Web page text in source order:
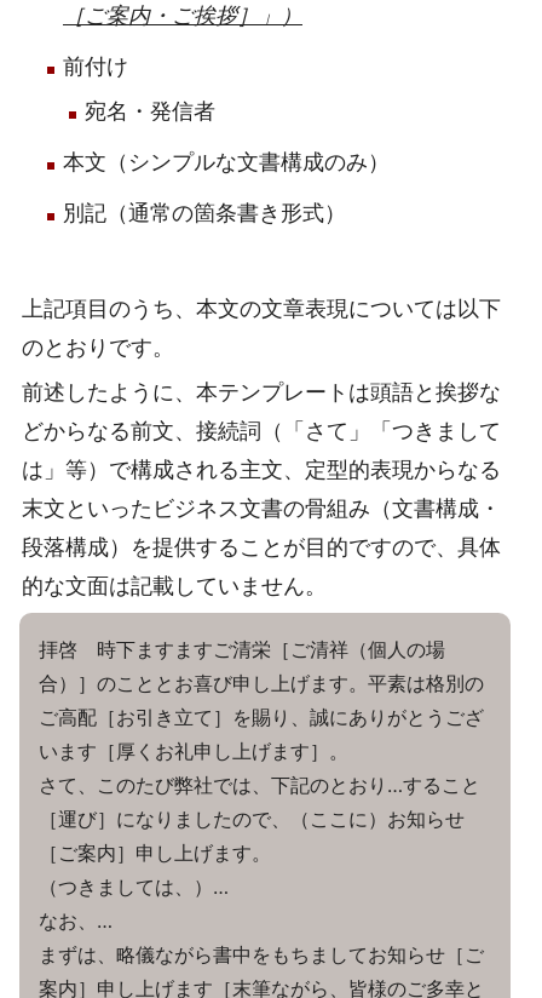
［ご案内・ご挨拶］」）
前付け
宛名・発信者
本文（シンプルな文書構成のみ）
別記（通常の箇条書き形式）
上記項目のうち、本文の文章表現については以下
のとおりです。
前述したように、本テンプレートは頭語と挨拶な
どからなる前文、接続詞（「さて」「つきまして
は」等）で構成される主文、定型的表現からなる
末文といったビジネス文書の骨組み（文書構成・
段落構成）を提供することが目的ですので、具体
的な文面は記載していません。
拝啓 時下ますますご清栄［ご清祥（個人の場
合）］のこととお喜び申し上げます。平素は格別の
ご高配［お引き立て］を賜り、誠にありがとうござ
います［厚くお礼申し上げます］。
さて、このたび弊社では、下記のとおり…すること
［運び］になりましたので、（ここに）お知らせ
［ご案内］申し上げます。
（つきましては、）…
なお、…
まずは、略儀ながら書中をもちましてお知らせ［ご
案内］申し上げます［末筆ながら、皆様のご多幸と